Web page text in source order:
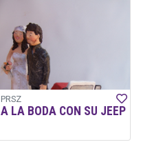
PRSZ
A LA BODA CON SU JEEP